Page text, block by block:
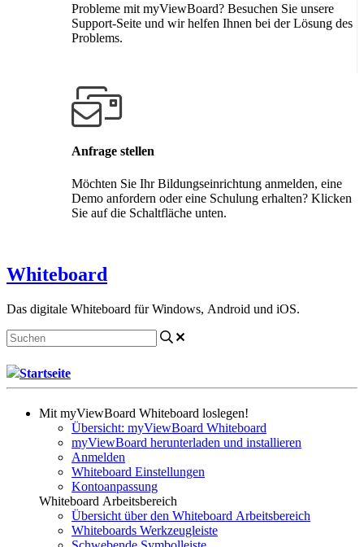
Probleme mit myViewBoard? Besuchen Sie unsere
Support-Seite und wir helfen Ihnen bei der Lösung des
Problems.
Anfrage stellen
Möchten Sie Ihr Bildungseinrichtung anmelden, eine
Demo anfordern oder eine Schulung erhalten? Klicken
Sie auf die Schaltfläche unten.
Whiteboard
Das digitale Whiteboard für Windows, Android und iOS.
Startseite
Mit myViewBoard Whiteboard loslegen!
Übersicht: myViewBoard Whiteboard
myViewBoard herunterladen und installieren
Anmelden
Whiteboard Einstellungen
Kontoanpassung
Whiteboard Arbeitsbereich
Übersicht über den Whiteboard Arbeitsbereich
Whiteboards Werkzeugleiste